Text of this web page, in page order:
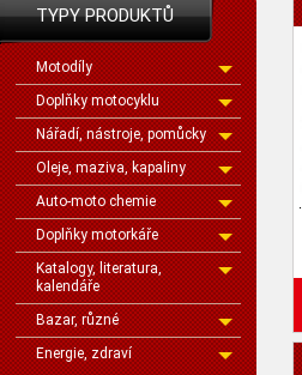
TYPY PRODUKTŮ
Motodíly
Doplňky motocyklu
Nářadí, nástroje, pomůcky
Oleje, maziva, kapaliny
Auto-moto chemie
Doplňky motorkáře
Katalogy, literatura,
kalendáře
Bazar, různé
Energie, zdraví